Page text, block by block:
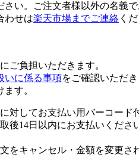
い。ご注文者様以外の名義
わせは楽天市場までご連絡 く
ご負担いただきます。
いに係る事項をご確認いただ
す。
対してお支払い用バーコー
後14日以内にお支払いくださ
をキャンセル・金額を変更